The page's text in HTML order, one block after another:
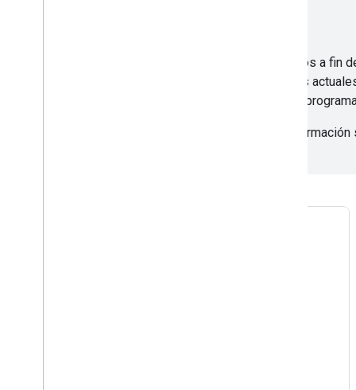
Todos nuestros socios de SE trabajan con nosotros a
comprometen a admitir todos los casos prácticos
través de
Para obtener más